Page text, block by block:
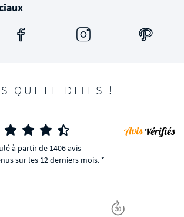
QUI LE DITES !
à partir de 1406 avis
sur les 12 derniers mois. *